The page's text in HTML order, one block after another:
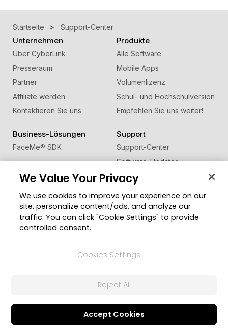
Startseite Support-Center
Unternehmen
Über CyberLink
Presseraum
Partner
Affiliate werden
Kontaktieren Sie uns
Produkte
Alle Software
Mobile Apps
Volumenlizenz
Schul- und Hochschulversion
Empfehlen Sie uns weiter!
Business-Lösungen
FaceMe® SDK
Support
Support-Center
Software-Updates
Lernen + Wissen
Community
Mitgliederbereich
Blog
Region ändern
© 2026 CyberLink Corp. Alle Rechte vorbehalten.
Nutzungsbedingungen
Cookies-Einstellungen
We Value Your Privacy
We use cookies to improve your experience on our
site, personalize content/ads, and analyze our
traffic. You can click "Cookie Settings" to provide
controlled consent.
Cookies Settings
Reject All
Accept Cookies